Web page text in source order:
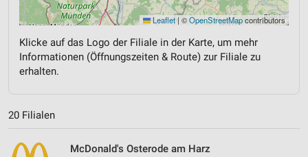
Leaflet | ©OpenStreetMapcontributors
Klicke auf das Logo der Filiale in der Karte, um mehr
Informationen (Öffnungszeiten & Route) zur Filiale zu
erhalten.
20 Filialen
McDonald's Osterode am Harz